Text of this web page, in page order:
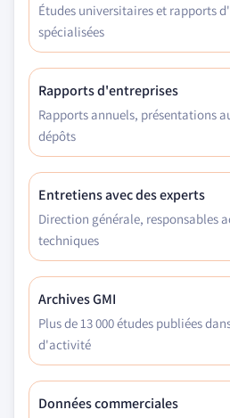
Études universitaires et rapports
spécialisées
Rapports d'entreprises
Rapports annuels, présentations
dépôts
Entretiens avec des experts
Direction générale, responsables
techniques
Archives GMI
Plus de 13 000 études publiées
d'activité
Données commerciales